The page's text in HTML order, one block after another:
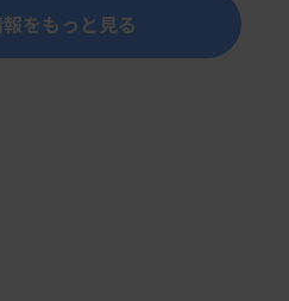
をもっと見る